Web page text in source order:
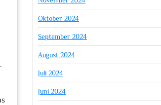
Oktober 2024
September 2024
August 2024
Juli 2024
Juni 2024